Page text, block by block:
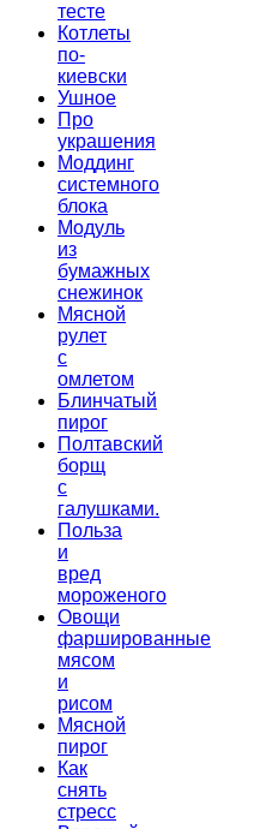
тесте
Котлеты
по-
киевски
Ушное
Про
украшения
Моддинг
системного
блока
Модуль
из
бумажных
снежинок
Мясной
рулет
с
омлетом
Блинчатый
пирог
Полтавский
борщ
с
галушками.
Польза
и
вред
мороженого
Овощи
фаршированные
мясом
и
рисом
Мясной
пирог
Как
снять
стресс